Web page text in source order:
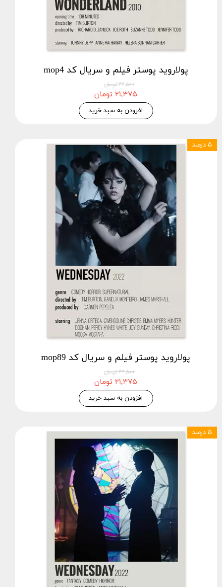
پولاروید پوستر فیلم و سریال کد mop4
۲۲,۵۰۰ تومان
۲۱,۳۷۵ تومان
افزودن به سبد خرید
پولاروید پوستر فیلم و سریال کد mop89
۲۲,۵۰۰ تومان
۲۱,۳۷۵ تومان
افزودن به سبد خرید
۵ درصد
۵ درصد